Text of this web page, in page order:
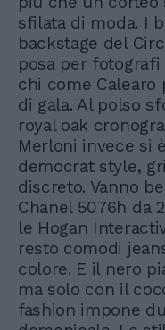
sfilata di moda. I
backstage del
posa per fotografi
chi come Calearo
di gala. Al polso
royal oak
Merloni invece si
democrat style,
discreto. Vanno
Chanel 5076h da
le Hogan
resto comodi
colore. E il nero
ma solo con il
fashion impone